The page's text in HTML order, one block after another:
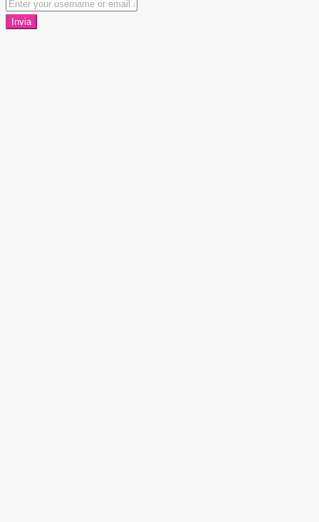
Invia